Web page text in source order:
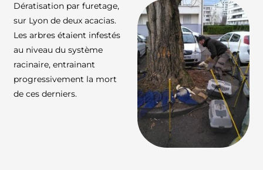
Dératisation par furetage,
sur Lyon de deux acacias.
Les arbres étaient infestés
au niveau du système
racinaire, entrainant
progressivement la mort
de ces derniers.